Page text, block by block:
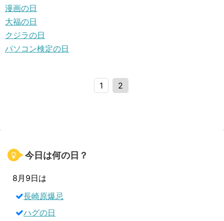
漫画の日
大福の日
クジラの日
パソコン検定の日
1 2
今日は何の日？
8月9日は
長崎原爆忌
ハグの日